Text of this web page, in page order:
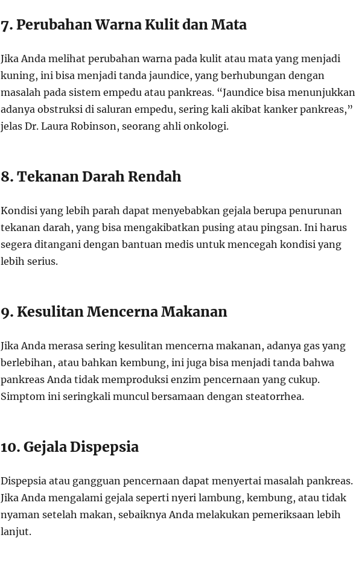
7. Perubahan Warna Kulit dan Mata
Jika Anda melihat perubahan warna pada kulit atau mata yang menjadi
kuning, ini bisa menjadi tanda jaundice, yang berhubungan dengan
masalah pada sistem empedu atau pankreas. “Jaundice bisa menunjukkan
adanya obstruksi di saluran empedu, sering kali akibat kanker pankreas,”
jelas Dr. Laura Robinson, seorang ahli onkologi.
8. Tekanan Darah Rendah
Kondisi yang lebih parah dapat menyebabkan gejala berupa penurunan
tekanan darah, yang bisa mengakibatkan pusing atau pingsan. Ini harus
segera ditangani dengan bantuan medis untuk mencegah kondisi yang
lebih serius.
9. Kesulitan Mencerna Makanan
Jika Anda merasa sering kesulitan mencerna makanan, adanya gas yang
berlebihan, atau bahkan kembung, ini juga bisa menjadi tanda bahwa
pankreas Anda tidak memproduksi enzim pencernaan yang cukup.
Simptom ini seringkali muncul bersamaan dengan steatorrhea.
10. Gejala Dispepsia
Dispepsia atau gangguan pencernaan dapat menyertai masalah pankreas.
Jika Anda mengalami gejala seperti nyeri lambung, kembung, atau tidak
nyaman setelah makan, sebaiknya Anda melakukan pemeriksaan lebih
lanjut.